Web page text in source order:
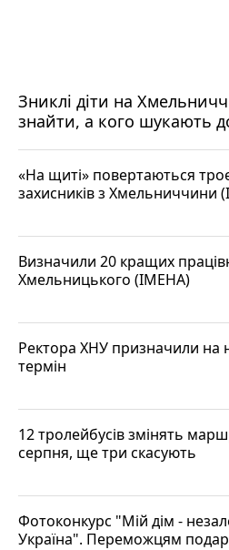
Зниклі діти на
знайти, а кого шукають
«На щиті» повертаються
захисників з Хмельниччини
Визначили 20 кращих
Хмельницького (ІМЕНА)
Ректора ХНУ призначили на
термін
12 тролейбусів змінять
серпня, ще три скасують
Фотоконкурс "Мій дім -
Україна". Переможцям